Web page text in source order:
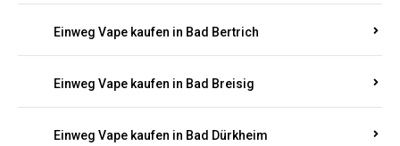
Einweg Vape kaufen in Bad Bertrich
Einweg Vape kaufen in Bad Breisig
Einweg Vape kaufen in Bad Dürkheim